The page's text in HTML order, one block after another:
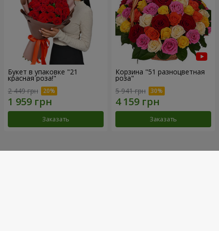
Букет в упаковке "21
красная роза!"
2 449 грн
Заказать
Корзина "51 разноцветная
роза"
5 941 грн
Заказать